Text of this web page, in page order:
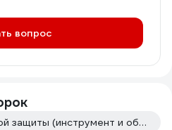
вопрос
Средства индивидуальной защиты (инструмент и оборудование для покраски авто)